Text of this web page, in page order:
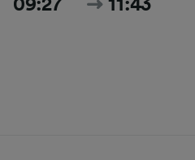
09:27 11:43